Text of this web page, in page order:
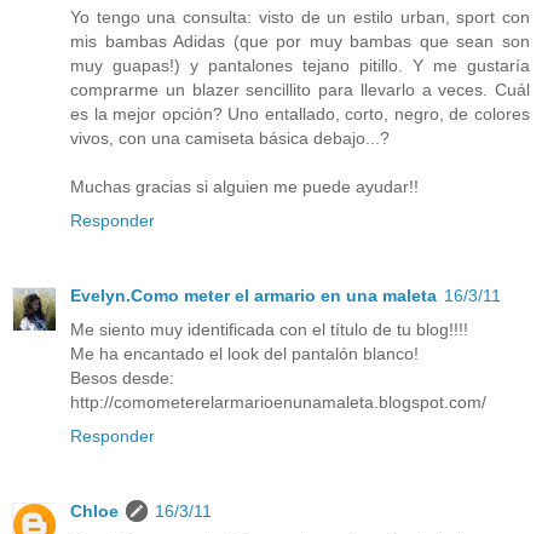
Yo tengo una consulta: visto de un estilo urban, sport con
mis bambas Adidas (que por muy bambas que sean son
muy guapas!) y pantalones tejano pitillo. Y me gustaría
comprarme un blazer sencillito para llevarlo a veces. Cuál
es la mejor opción? Uno entallado, corto, negro, de colores
vivos, con una camiseta básica debajo...?
Muchas gracias si alguien me puede ayudar!!
Responder
Evelyn.Como meter el armario en una maleta 16/3/11
Me siento muy identificada con el título de tu blog!!!!
Me ha encantado el look del pantalón blanco!
Besos desde:
http://comometerelarmarioenunamaleta.blogspot.com/
Responder
Chloe
16/3/11